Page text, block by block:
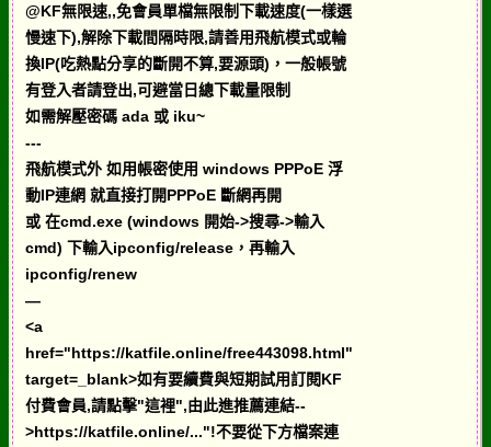
@KF無限速,,免會員單檔無限制下載速度(一樣選
慢速下),解除下載間隔時限,請善用飛航模式或輪
換IP(吃熱點分享的斷開不算,要源頭)，一般帳號
有登入者請登出,可避當日總下載量限制
如需解壓密碼 ada 或 iku~
---
飛航模式外 如用帳密使用 windows PPPoE 浮
動IP連網 就直接打開PPPoE 斷網再開
或 在cmd.exe (windows 開始->搜尋->輸入
cmd) 下輸入ipconfig/release，再輸入
ipconfig/renew
—
<a
href="https://katfile.online/free443098.html"
target=_blank>如有要續費與短期試用訂閱KF
付費會員,請點擊"這裡",由此進推薦連結--
>https://katfile.online/..."!不要從下方檔案連